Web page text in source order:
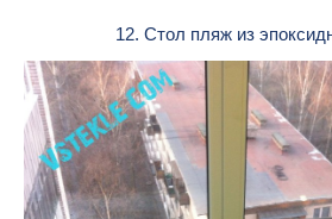
12. Стол пляж из